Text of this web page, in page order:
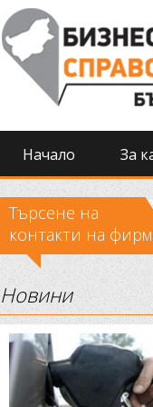
Начало За
Извършиха
Търсене на
контакти на
Новини